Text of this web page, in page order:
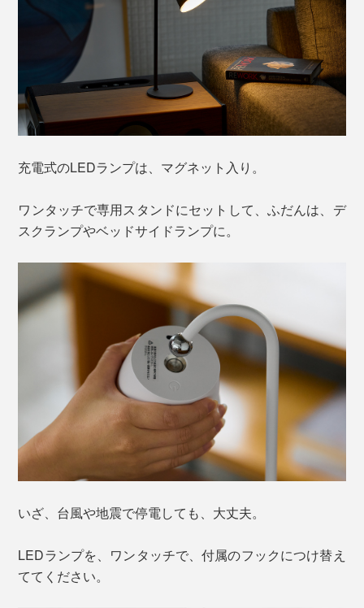
充電式のLEDランプは、マグネット入り。
ワンタッチで専用スタンドにセットして、ふだんは、デ
スクランプやベッドサイドランプに。
いざ、台風や地震で停電しても、大丈夫。
LEDランプを、ワンタッチで、付属のフックにつけ替え
ててください。